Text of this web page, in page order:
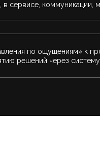
в сервисе, коммуникации,
по ощущениям» к
решений через